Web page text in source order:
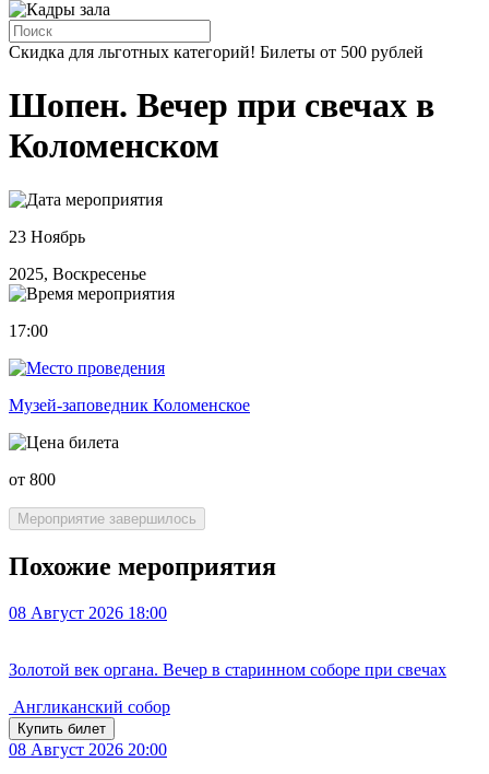
Скидка для льготных категорий! Билеты от 500 рублей
Шопен. Вечер при свечах в
Коломенском
23 Ноябрь
2025, Воскресенье
17:00
Музей-заповедник Коломенское
от 800
Мероприятие завершилось
Похожие мероприятия
08 Август 2026 18:00
Золотой век органа. Вечер в старинном соборе при свечах
Англиканский собор
Купить билет
08 Август 2026 20:00